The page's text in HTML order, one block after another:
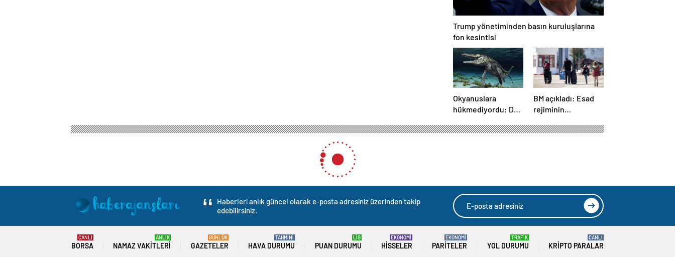
Trump yönetiminden basın kuruluşlarına
fon kesintisi
Okyanuslara
hükmediyordu: Dev
bulundu
BM açıkladı: Esad
rejiminin
yana 1,4 milyondan
Haberleri anlık güncel olarak e-posta adresiniz üzerinden takip
edebilirsiniz.
BORSA
CANLI
NAMAZ VAKITLERI
ANLIK
GAZETELER
GÜNLÜK
HAVA DURUMU
TAHMİNİ
PUAN DURUMU
LİG
HISSELER
EKONOMİ
PARITELER
EKONOMİ
YOL DURUMU
TRAFİK
KRIPTO PARALAR
CANLI